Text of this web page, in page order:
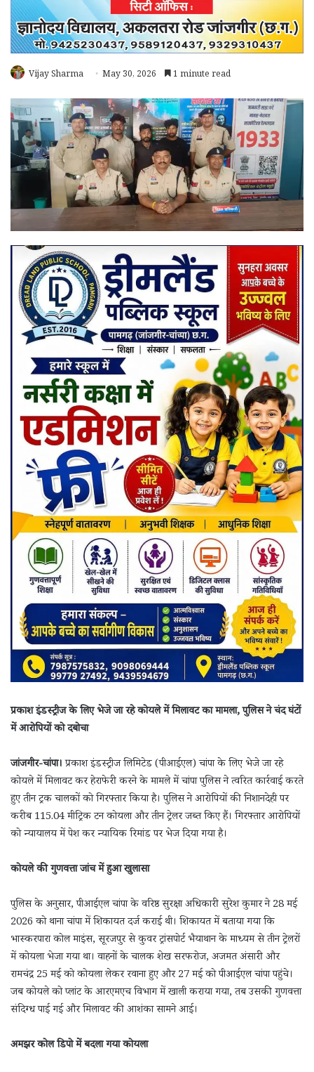
Vijay Sharma May 30, 2026 1 minute read
प्रकाश इंडस्ट्रीज के लिए भेजे जा रहे कोयले में मिलावट का मामला, पुलिस ने चंद घंटों
में आरोपियों को दबोचा
जांजगीर-चांपा।प्रकाश इंडस्ट्रीज लिमिटेड (पीआईएल) चांपा के लिए भेजे जा रहे
कोयले में मिलावट कर हेराफेरी करने के मामले में चांपा पुलिस ने त्वरित कार्रवाई करते
हुए तीन ट्रक चालकों को गिरफ्तार किया है। पुलिस ने आरोपियों की निशानदेही पर
करीब 115.04 मीट्रिक टन कोयला और तीन ट्रेलर जब्त किए हैं। गिरफ्तार आरोपियों
को न्यायालय में पेश कर न्यायिक रिमांड पर भेज दिया गया है।
कोयले की गुणवत्ता जांच में हुआ खुलासा
पुलिस के अनुसार, पीआईएल चांपा के वरिष्ठ सुरक्षा अधिकारी सुरेश कुमार ने 28 मई
2026 को थाना चांपा में शिकायत दर्ज कराई थी। शिकायत में बताया गया कि
भास्करपारा कोल माइंस, सूरजपुर से कुवर ट्रांसपोर्ट भैयाथान के माध्यम से तीन ट्रेलरों
में कोयला भेजा गया था। वाहनों के चालक शेख सरफरोज, अजमत अंसारी और
रामचंद्र 25 मई को कोयला लेकर रवाना हुए और 27 मई को पीआईएल चांपा पहुंचे।
जब कोयले को प्लांट के आरएमएच विभाग में खाली कराया गया, तब उसकी गुणवत्ता
संदिग्ध पाई गई और मिलावट की आशंका सामने आई।
अमझर कोल डिपो में बदला गया कोयला